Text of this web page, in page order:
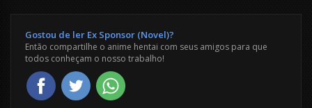
Gostou de ler Ex Sponsor (Novel)?
Então compartilhe o anime hentai com seus amigos para que
todos conheçam o nosso trabalho!